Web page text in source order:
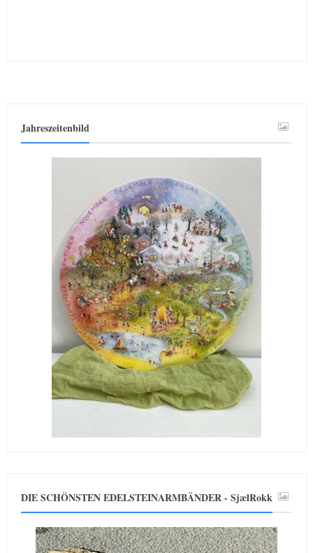
Jahreszeitenbild
DIE SCHÖNSTEN EDELSTEINARMBÄNDER - SjælRokk